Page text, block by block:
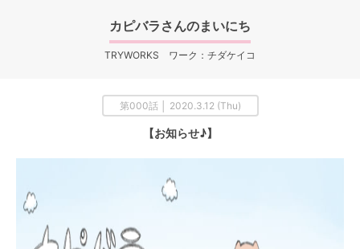
カピバラさんのまいにち
TRYWORKS ワーク：チダケイコ
第000話 │ 2020.3.12 (Thu)
【お知らせ♪】